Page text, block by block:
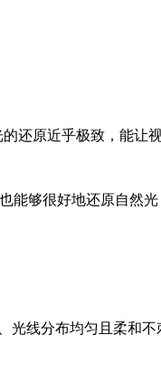
还原近乎极致，能让
能够很好地还原自然
光线分布均匀且柔和